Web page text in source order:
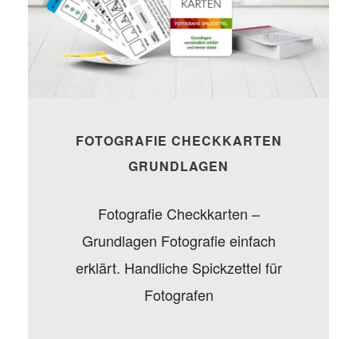
FOTOGRAFIE CHECKKARTEN
GRUNDLAGEN
Fotografie Checkkarten –
Grundlagen Fotografie einfach
erklärt. Handliche Spickzettel für
Fotografen